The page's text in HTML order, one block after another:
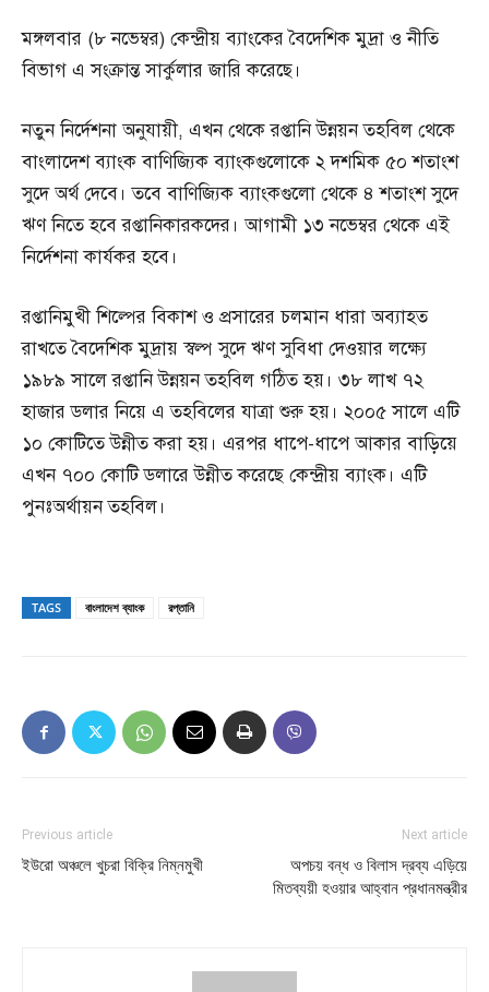
মঙ্গলবার (৮ ন‌ভেম্বর) কেন্দ্রীয় ব্যাংকের বৈদেশিক মুদ্রা ও নীতি
বিভাগ এ সংক্রান্ত সার্কুলার জারি করেছে।
নতুন নির্দেশনা অনুযায়ী, এখন থেকে রপ্তানি উন্নয়ন তহবিল থেকে
বাংলাদেশ ব্যাংক বাণিজ্যিক ব্যাংকগুলোকে ২ দশমিক ৫০ শতাংশ
সুদে অর্থ দেবে। তবে বাণিজ্যিক ব্যাংকগুলো থেকে ৪ শতাংশ সুদে
ঋণ নিতে হ‌বে রপ্তানিকারকদের। আগামী ১৩ নভেম্বর থে‌কে এই
নি‌র্দেশনা কার্যকর হ‌বে।
রপ্তানিমুখী শিল্পের বিকাশ ও প্রসারের চলমান ধারা অব্যাহত
রাখতে বৈদেশিক মুদ্রায় স্বল্প সুদে ঋণ সুবিধা দেওয়ার লক্ষ্যে
১৯৮৯ সালে রপ্তানি উন্নয়ন তহবিল গঠিত হয়। ৩৮ লাখ ৭২
হাজার ডলার নিয়ে এ তহবিলের যাত্রা শুরু হয়। ২০০৫ সালে এটি
১০ কোটিতে উন্নীত করা হয়। এরপর ধাপে-ধাপে আকার বাড়িয়ে
এখন ৭০০ কোটি ডলারে উন্নীত করেছে কেন্দ্রীয় ব্যাংক। এটি
পুনঃঅর্থায়ন তহবিল।
TAGS বাংলাদেশ ব্যাংক রপ্তানি
Previous article
ইউরো অঞ্চলে খুচরা বিক্রি নিম্নমুখী
Next article
অপচয় বন্ধ ও বিলাস দ্রব্য এড়িয়ে
মিতব্যয়ী হওয়ার আহ্বান প্রধানমন্ত্রীর